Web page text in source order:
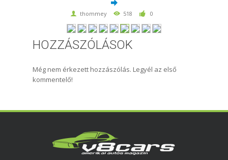
thommey 518 0
HOZZÁSZÓLÁSOK
Még nem érkezett hozzászólás. Legyél az első
kommentelő!